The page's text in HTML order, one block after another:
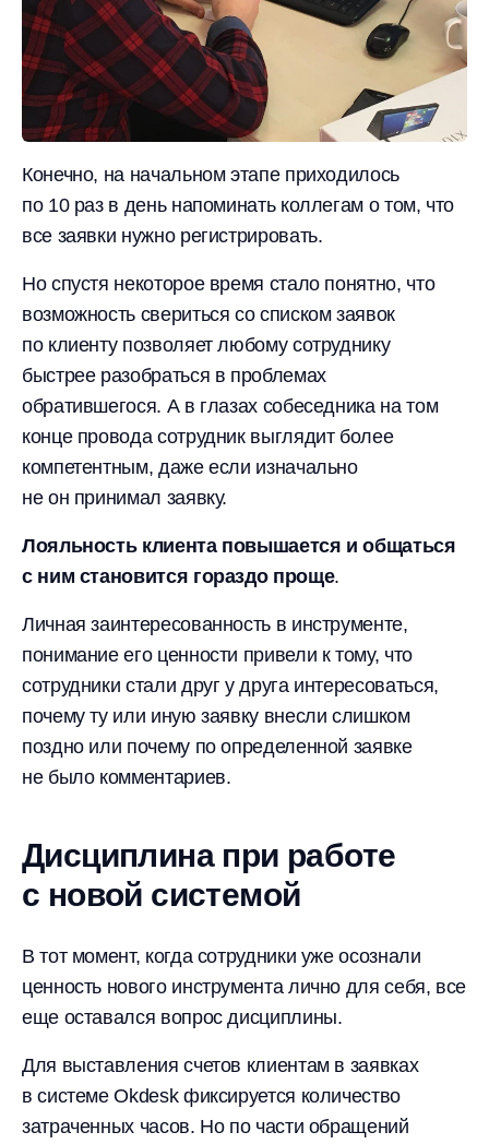
Конечно, на начальном этапе приходилось
по 10 раз в день напоминать коллегам о том, что
все заявки нужно регистрировать.
Но спустя некоторое время стало понятно, что
возможность свериться со списком заявок
по клиенту позволяет любому сотруднику
быстрее разобраться в проблемах
обратившегося. А в глазах собеседника на том
конце провода сотрудник выглядит более
компетентным, даже если изначально
не он принимал заявку.
Лояльность клиента повышается и общаться
с ним становится гораздо проще.
Личная заинтересованность в инструменте,
понимание его ценности привели к тому, что
сотрудники стали друг у друга интересоваться,
почему ту или иную заявку внесли слишком
поздно или почему по определенной заявке
не было комментариев.
Дисциплина при работе
с новой системой
В тот момент, когда сотрудники уже осознали
ценность нового инструмента лично для себя, все
еще оставался вопрос дисциплины.
Для выставления счетов клиентам в заявках
в системе Okdesk фиксируется количество
затраченных часов. Но по части обращений